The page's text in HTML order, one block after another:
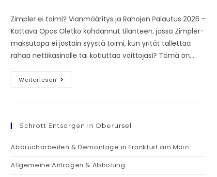
Zimpler ei toimi? Vianmääritys ja Rahojen Palautus 2026 –
Kattava Opas Oletko kohdannut tilanteen, jossa Zimpler-
maksutapa ei jostain syystä toimi, kun yrität tallettaa
rahaa nettikasinolle tai kotiuttaa voittojasi? Tämä on…
Weiterlesen
Schrott Entsorgen In Oberursel
Abbrucharbeiten & Demontage in Frankfurt am Main
Allgemeine Anfragen & Abholung